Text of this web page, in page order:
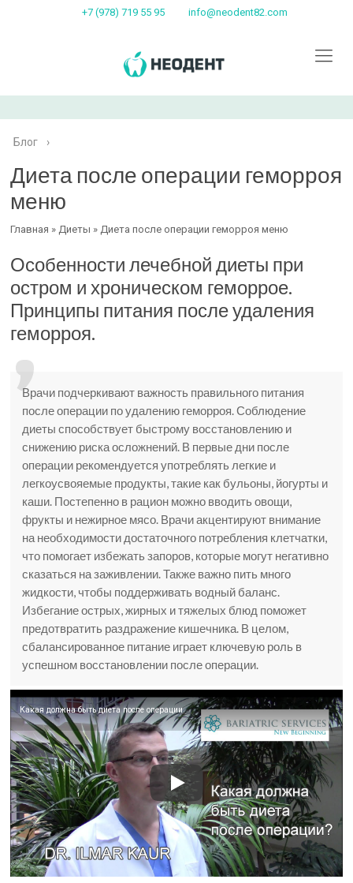
+7 (978) 719 55 95 info@neodent82.com
Блог ›
Диета после операции геморроя
меню
Главная » Диеты » Диета после операции геморроя меню
Особенности лечебной диеты при
остром и хроническом геморрое.
Принципы питания после удаления
геморроя.
Врачи подчеркивают важность правильного питания
после операции по удалению геморроя. Соблюдение
диеты способствует быстрому восстановлению и
снижению риска осложнений. В первые дни после
операции рекомендуется употреблять легкие и
легкоусвояемые продукты, такие как бульоны, йогурты и
каши. Постепенно в рацион можно вводить овощи,
фрукты и нежирное мясо. Врачи акцентируют внимание
на необходимости достаточного потребления клетчатки,
что помогает избежать запоров, которые могут негативно
сказаться на заживлении. Также важно пить много
жидкости, чтобы поддерживать водный баланс.
Избегание острых, жирных и тяжелых блюд поможет
предотвратить раздражение кишечника. В целом,
сбалансированное питание играет ключевую роль в
успешном восстановлении после операции.
Какая должна быть диета после операции